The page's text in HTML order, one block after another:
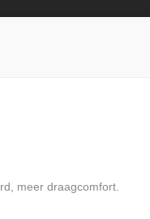
meer draagcomfort.